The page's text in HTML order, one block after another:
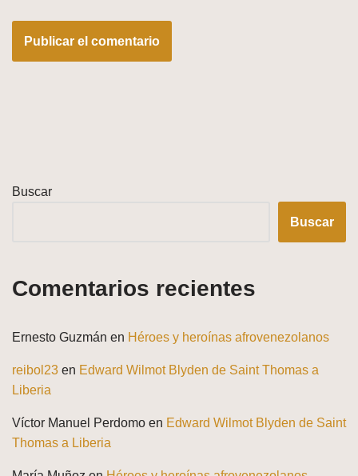
Buscar
Buscar
Comentarios recientes
Ernesto Guzmán en Héroes y heroínas afrovenezolanos
reibol23 en Edward Wilmot Blyden de Saint Thomas a
Liberia
Víctor Manuel Perdomo en Edward Wilmot Blyden de Saint
Thomas a Liberia